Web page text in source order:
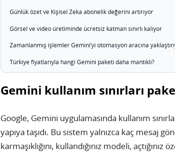
Günlük özet ve Kişisel Zeka abonelik değerini artırıyor
Görsel ve video üretiminde ücretsiz katman sınırlı kalıyor
Zamanlanmış işlemler Gemini’yi otomasyon aracına
Türkiye fiyatlarıyla hangi Gemini paketi daha mantıklı?
Gemini kullanım sınırları
Google, Gemini uygulamasında kullanım
yapıya taşıdı. Bu sistem yalnızca kaç mesaj
karmaşıklığını, kullandığınız modeli,